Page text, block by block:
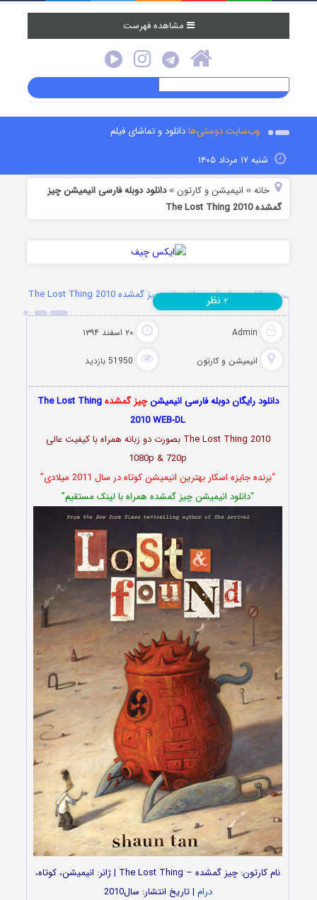
مشاهده فهرست
وب‌سایت دوستی‌هادانلود و تماشای فیلم
شنبه ۱۷ مرداد ۱۴۰۵
خانه » انیمیشن و کارتون »دانلود دوبله فارسی انیمیشن چیز
گمشده The Lost Thing 2010
دانلود دوبله فارسی انیمیشن چیز گمشده The Lost Thing 2010
Admin ۲۰ اسفند ۱۳۹۴
انیمیشن و کارتون 51950 بازدید
۲ نظر
دانلود رایگان دوبله فارسی انیمیشنچیز گمشده The Lost Thing
2010 WEB-DL
The Lost Thing 2010 بصورت دو زبانه همراه با کیفیت عالی
1080p & 720p
“برنده جایزه اسکار بهترین انیمیشن کوتاه در سال 2011 میلادی”
“دانلود انیمیشن چیز گمشده همراه با لینک مستقیم”
نام کارتون: چیز گمشده – The Lost Thing | ژانر: انیمیشن، کوتاه،
درام | تاریخ انتشار: سال2010